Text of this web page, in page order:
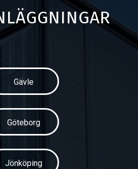
Gävle
Göteborg
Jönköping